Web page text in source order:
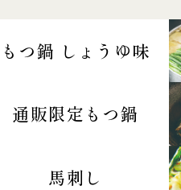
もつ鍋 しょうゆ味
通販限定もつ鍋
馬刺し